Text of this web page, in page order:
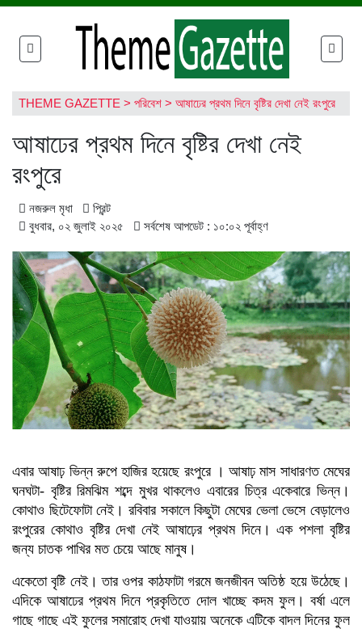
THEME GAZETTE > পরিবেশ > আষাঢের প্রথম দিনে বৃষ্টির দেখা নেই রংপুরে
আষাঢের প্রথম দিনে বৃষ্টির দেখা নেই
রংপুরে
নজরুল মৃধা
প্রিন্ট
বুধবার, ০২ জুলাই ২০২৫
সর্বশেষ আপডেট : ১০:০২ পূর্বাহ্ণ
প্রতীকী ছবি
এবার আষাঢ় ভিন্ন রুপে হাজির হয়েছে রংপুরে । আষাঢ় মাস সাধারণত মেঘের
ঘনঘটা- বৃষ্টির রিমঝিম শব্দে মুখর থাকলেও এবারের চিত্র একেবারে ভিন্ন।
কোথাও ছিটেফোটা নেই। রবিবার সকালে কিছুটা মেঘের ভেলা ভেসে বেড়ালেও
রংপুরের কোথাও বৃষ্টির দেখা নেই আষাঢ়ের প্রথম দিনে। এক পশলা বৃষ্টির
জন্য চাতক পাখির মত চেয়ে আছে মানুষ।
একেতো বৃষ্টি নেই। তার ওপর কাঠফাটা গরমে জনজীবন অতিষ্ঠ হয়ে উঠেছে।
এদিকে আষাঢের প্রথম দিনে প্রকৃতিতে দোল খাচ্ছে কদম ফুল। বর্ষা এলে
গাছে গাছে এই ফুলের সমারোহ দেখা যাওয়ায় অনেকে এটিকে বাদল দিনের ফুল